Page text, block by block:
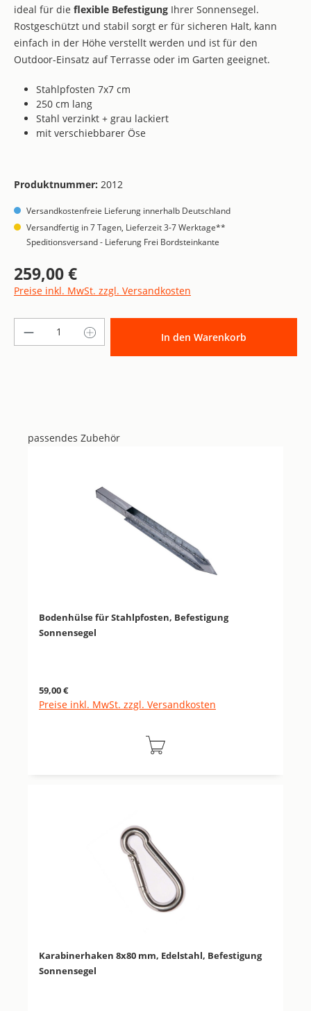
ideal für die flexible Befestigung Ihrer Sonnensegel.
Rostgeschützt und stabil sorgt er für sicheren Halt, kann
einfach in der Höhe verstellt werden und ist für den
Outdoor-Einsatz auf Terrasse oder im Garten geeignet.
Stahlpfosten 7x7 cm
250 cm lang
Stahl verzinkt + grau lackiert
mit verschiebbarer Öse
Produktnummer: 2012
Versandkostenfreie Lieferung innerhalb Deutschland
Versandfertig in 7 Tagen, Lieferzeit 3-7 Werktage**
Speditionsversand - Lieferung Frei Bordsteinkante
Regulärer Preis:
259,00 €
Preise inkl. MwSt. zzgl. Versandkosten
Produkt Anzahl: Gib den gewünschten
In den Warenkorb
Produktgalerie überspringen
passendes Zubehör
Bodenhülse für Stahlpfosten, Befestigung
Sonnensegel
Regulärer Preis:
59,00 €
Preise inkl. MwSt. zzgl. Versandkosten
Karabinerhaken 8x80 mm, Edelstahl, Befestigung
Sonnensegel